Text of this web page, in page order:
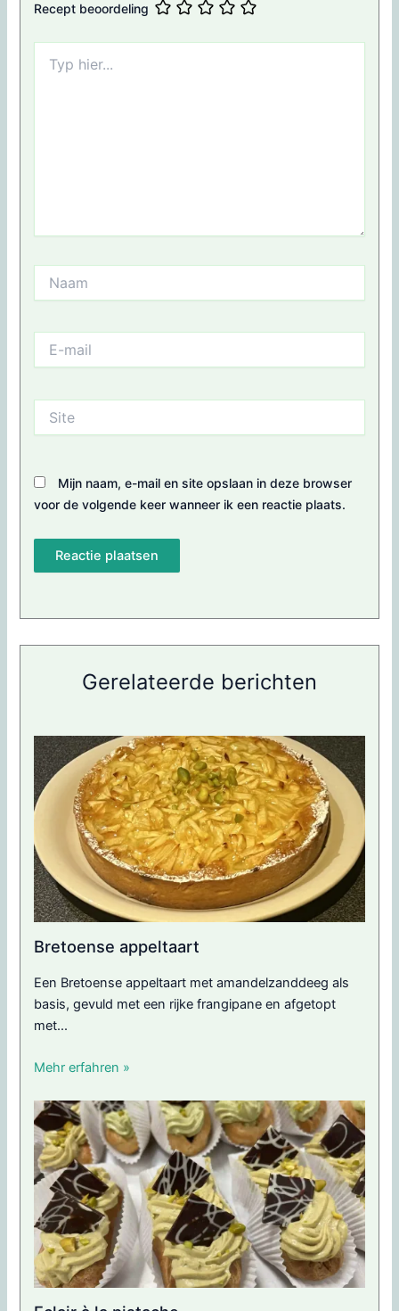
Recept beoordeling
hier...
mail
Mijn naam, e-mail en site opslaan in deze browser
voor de volgende keer wanneer ik een reactie plaats.
Gerelateerde berichten
Bretoense appeltaart
Een Bretoense appeltaart met amandelzanddeeg als
basis, gevuld met een rijke frangipane en afgetopt
met...
Mehr erfahren »